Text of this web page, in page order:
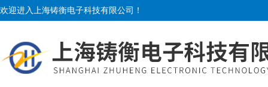
欢迎进入上海铸衡电子科技有限公司！